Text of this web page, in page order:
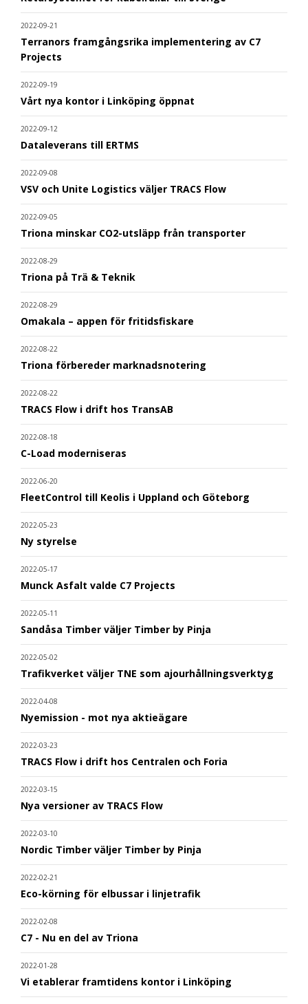
2022-09-21
Terranors framgångsrika implementering av C7
Projects
2022-09-19
Vårt nya kontor i Linköping öppnat
2022-09-12
Dataleverans till ERTMS
2022-09-08
VSV och Unite Logistics väljer TRACS Flow
2022-09-05
Triona minskar CO2-utsläpp från transporter
2022-08-29
Triona på Trä & Teknik
2022-08-29
Omakala – appen för fritidsfiskare
2022-08-22
Triona förbereder marknadsnotering
2022-08-22
TRACS Flow i drift hos TransAB
2022-08-18
C-Load moderniseras
2022-06-20
FleetControl till Keolis i Uppland och Göteborg
2022-05-23
Ny styrelse
2022-05-17
Munck Asfalt valde C7 Projects
2022-05-11
Sandåsa Timber väljer Timber by Pinja
2022-05-02
Trafikverket väljer TNE som ajourhållningsverktyg
2022-04-08
Nyemission - mot nya aktieägare
2022-03-23
TRACS Flow i drift hos Centralen och Foria
2022-03-15
Nya versioner av TRACS Flow
2022-03-10
Nordic Timber väljer Timber by Pinja
2022-02-21
Eco-körning för elbussar i linjetrafik
2022-02-08
C7 - Nu en del av Triona
2022-01-28
Vi etablerar framtidens kontor i Linköping